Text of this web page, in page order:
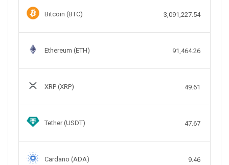
Bitcoin (BTC) 3,091,227.54
Ethereum (ETH) 91,464.26
XRP (XRP) 49.61
Tether (USDT) 47.67
Cardano (ADA) 9.46